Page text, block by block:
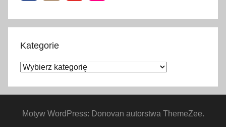
Kategorie
Kategorie
Motyw WordPress: Donovan autorstwa ThemeZee.